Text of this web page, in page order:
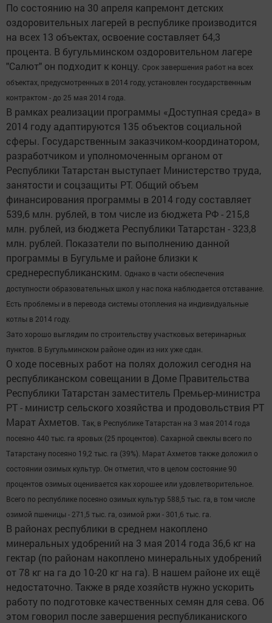
По состоянию на 30 апреля капремонт детских
оздоровительных лагерей в республике производится
на всех 13 объектах, освоение составляет 64,3
процента. В бугульминском оздоровительном лагере
"Салют" он подходит к концу. Срок завершения работ на всех
объектах, предусмотренных в 2014 году, установлен государственным
контрактом - до 25 мая 2014 года.
В рамках реализации программы «Доступная среда» в
2014 году адаптируются 135 объектов социальной
сферы. Государственным заказчиком-координатором,
разработчиком и уполномоченным органом от
Республики Татарстан выступает Министерство труда,
занятости и соцзащиты РТ. Общий объем
финансирования программы в 2014 году составляет
539,6 млн. рублей, в том числе из бюджета РФ - 215,8
млн. рублей, из бюджета Республики Татарстан - 323,8
млн. рублей. Показатели по выполнению данной
программы в Бугульме и районе близки к
среднереспубликанским. Однако в части обеспечения
доступности образовательных школ у нас пока наблюдается отставание.
Есть проблемы и в перевода системы отопления на индивидуальные
котлы в 2014 году.
Зато хорошо выглядим по строительству участковых ветеринарных
пунктов. В Бугульминском районе один из них уже сдан.
О ходе посевных работ на полях доложил сегодня на
республиканском совещании в Доме Правительства
Республики Татарстан заместитель Премьер-министра
РТ - министр сельского хозяйства и продовольствия РТ
Марат Ахметов. Так, в Республике Татарстан на 3 мая 2014 года
посеяно 440 тыс. га яровых (25 процентов). Сахарной свеклы всего по
Татарстану посеяно 19,2 тыс. га (39%). Марат Ахметов также доложил о
состоянии озимых культур. Он отметил, что в целом состояние 90
процентов озимых оценивается как хорошее или удовлетворительное.
Всего по республике посеяно озимых культур 588,5 тыс. га, в том числе
озимой пшеницы - 271,5 тыс. га, озимой ржи - 301,6 тыс. га.
В районах республики в среднем накоплено
минеральных удобрений на 3 мая 2014 года 36,6 кг на
гектар (по районам накоплено минеральных удобрений
от 78 кг на га до 10-20 кг на га). В нашем районе их ещё
недостаточно. Также в ряде хозяйств нужно ускорить
работу по подготовке качественных семян для сева. Об
этом говорил после завершения республиканиского